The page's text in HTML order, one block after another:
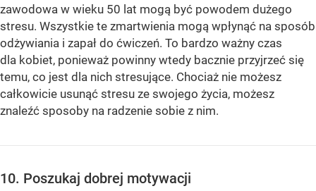
zawodowa w wieku 50 lat mogą być powodem dużego
stresu. Wszystkie te zmartwienia mogą wpłynąć na sposób
odżywiania i zapał do ćwiczeń. To bardzo ważny czas
dla kobiet, ponieważ powinny wtedy bacznie przyjrzeć się
temu, co jest dla nich stresujące. Chociaż nie możesz
całkowicie usunąć stresu ze swojego życia, możesz
znaleźć sposoby na radzenie sobie z nim.
10. Poszukaj dobrej motywacji